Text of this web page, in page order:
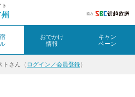
ト
おでかけ
情報
キャン
ペーン
トさん（ ログイン／会員登録）